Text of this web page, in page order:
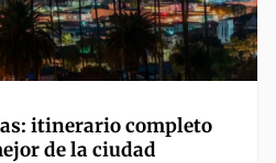
itinerario completo
de la ciudad